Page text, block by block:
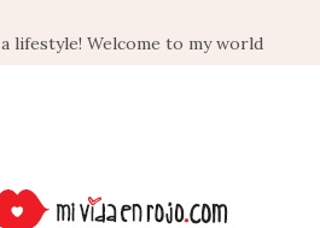
lifestyle! Welcome to my world